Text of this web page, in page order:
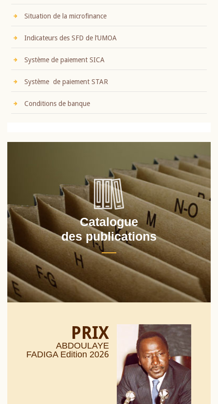
Situation de la microfinance
Indicateurs des SFD de l’UMOA
Système de paiement SICA
Système de paiement STAR
Conditions de banque
Catalogue
des publications
PRIX
ABDOULAYE
FADIGA Edition 2026